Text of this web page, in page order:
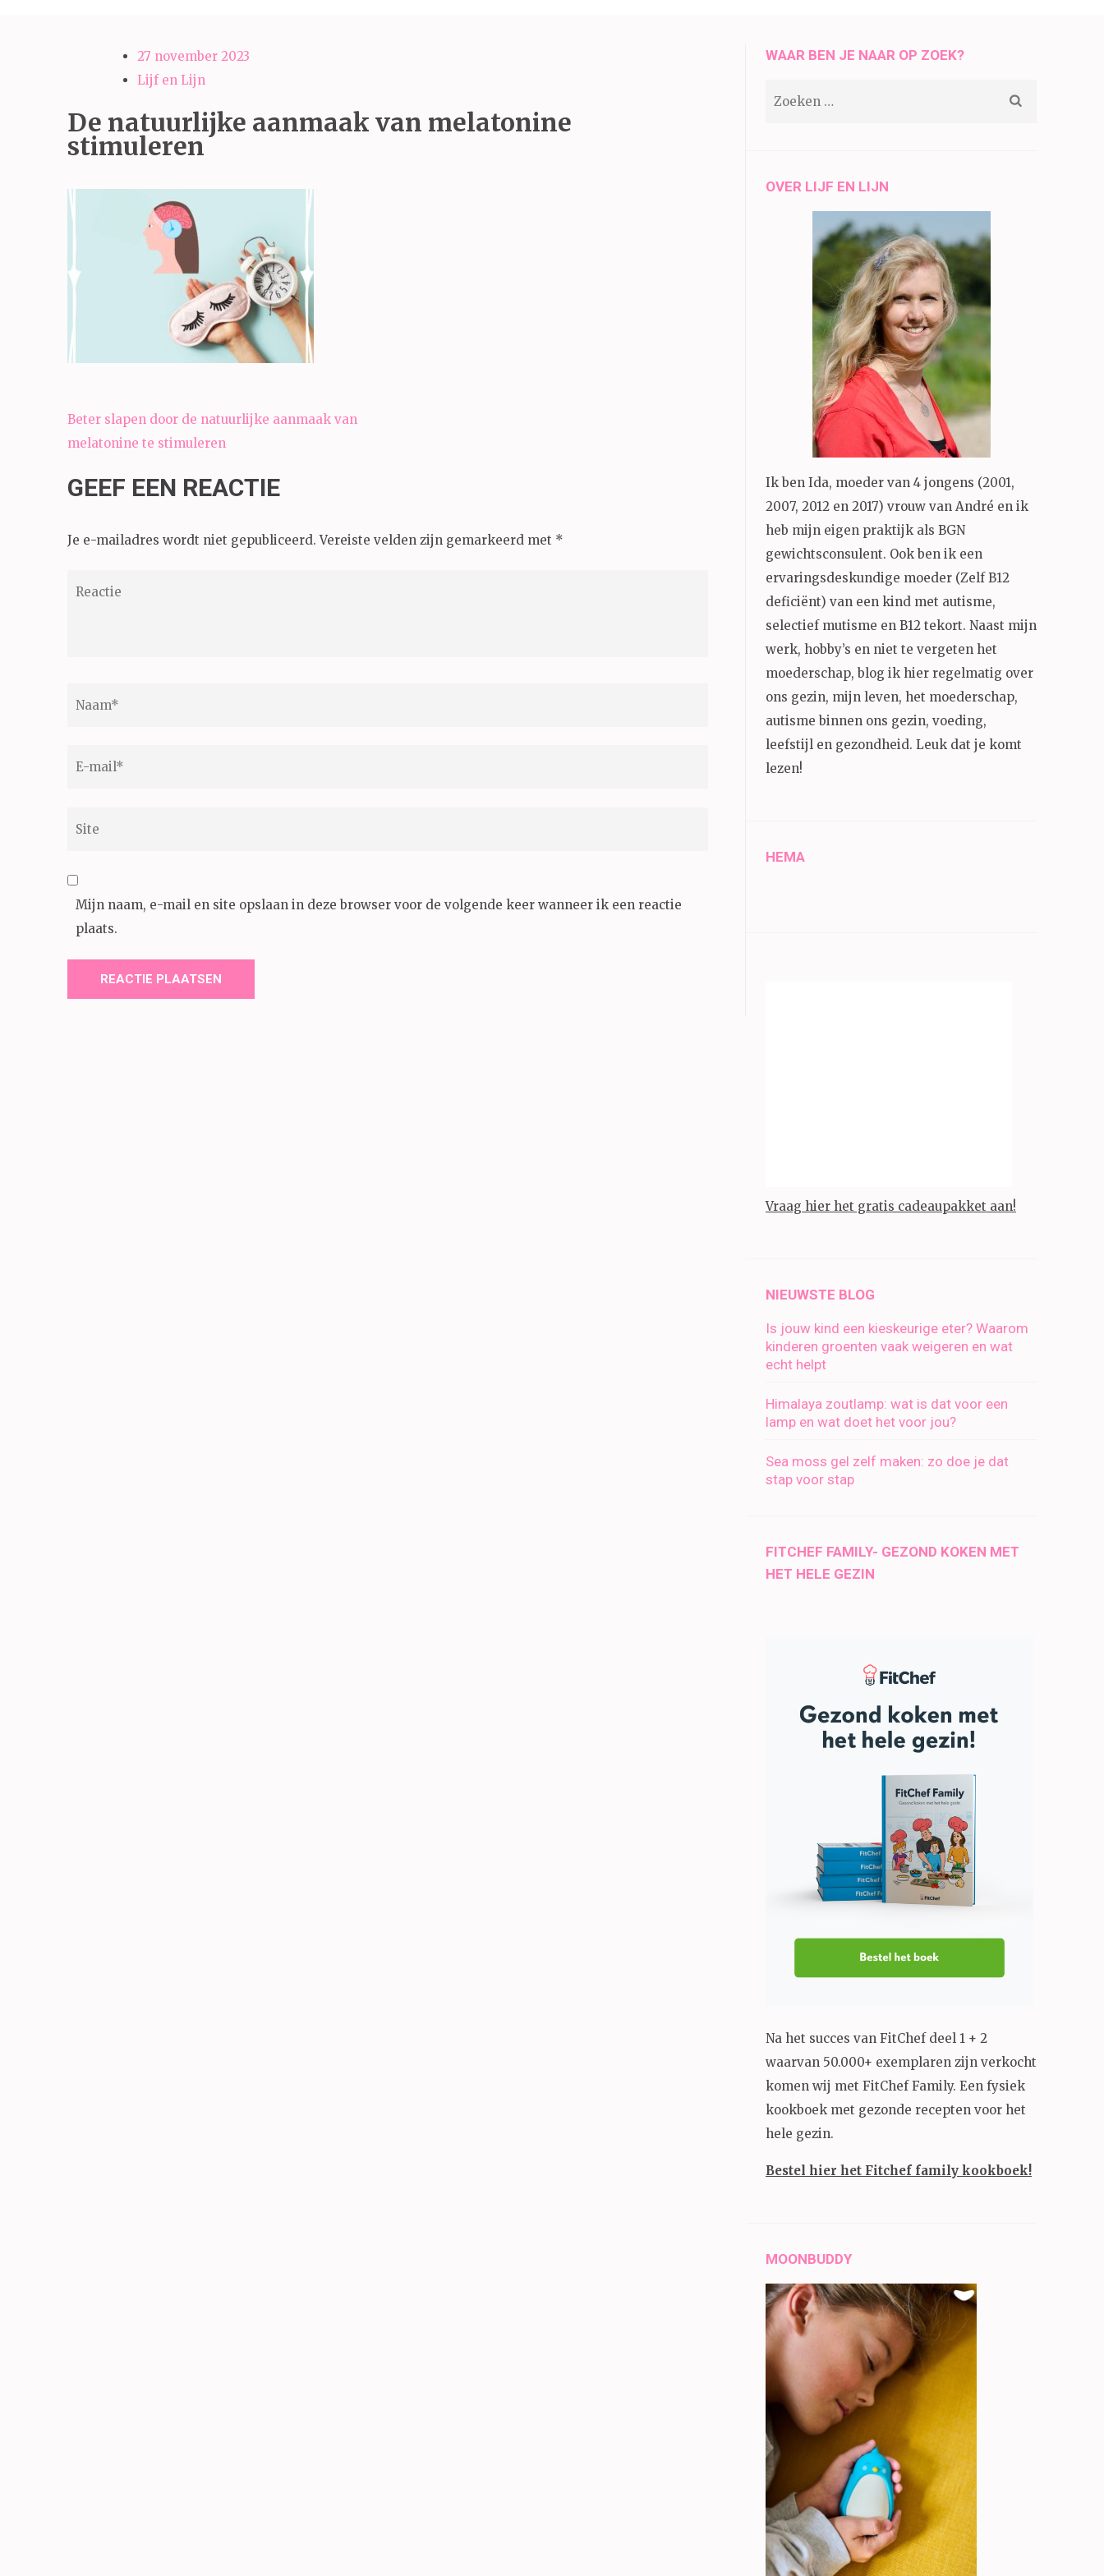
27 november 2023
Lijf en Lijn
De natuurlijke aanmaak van melatonine
stimuleren
Bericht
navigatie
Beter slapen door de natuurlijke aanmaak van
melatonine te stimuleren
GEEF EEN REACTIE
Je e-mailadres wordt niet gepubliceerd. Vereiste velden zijn gemarkeerd met *
Mijn naam, e-mail en site opslaan in deze browser voor de volgende keer wanneer ik een reactie
plaats.
WAAR BEN JE NAAR OP ZOEK?
OVER LIJF EN LIJN
Ik ben Ida, moeder van 4 jongens (2001,
2007, 2012 en 2017) vrouw van André en ik
heb mijn eigen praktijk als BGN
gewichtsconsulent. Ook ben ik een
ervaringsdeskundige moeder (Zelf B12
deficiënt) van een kind met autisme,
selectief mutisme en B12 tekort. Naast mijn
werk, hobby’s en niet te vergeten het
moederschap, blog ik hier regelmatig over
ons gezin, mijn leven, het moederschap,
autisme binnen ons gezin, voeding,
leefstijl en gezondheid. Leuk dat je komt
lezen!
HEMA
Vraag hier het gratis cadeaupakket aan!
NIEUWSTE BLOG
Is jouw kind een kieskeurige eter? Waarom
kinderen groenten vaak weigeren en wat
echt helpt
Himalaya zoutlamp: wat is dat voor een
lamp en wat doet het voor jou?
Sea moss gel zelf maken: zo doe je dat
stap voor stap
FITCHEF FAMILY- GEZOND KOKEN MET
HET HELE GEZIN
Na het succes van FitChef deel 1 + 2
waarvan 50.000+ exemplaren zijn verkocht
komen wij met FitChef Family. Een fysiek
kookboek met gezonde recepten voor het
hele gezin.
Bestel hier het Fitchef family kookboek!
MOONBUDDY